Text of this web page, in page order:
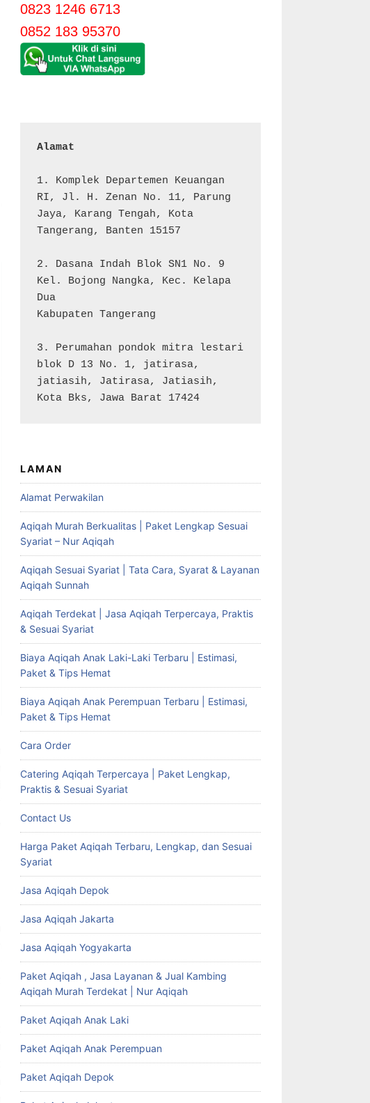
0823 1246 6713
0852 183 95370
Alamat
1. Komplek Departemen Keuangan
RI, Jl. H. Zenan No. 11, Parung
Jaya, Karang Tengah, Kota
Tangerang, Banten 15157
2. Dasana Indah Blok SN1 No. 9
Kel. Bojong Nangka, Kec. Kelapa
Dua
Kabupaten Tangerang
3. Perumahan pondok mitra lestari
blok D 13 No. 1, jatirasa,
jatiasih, Jatirasa, Jatiasih,
Kota Bks, Jawa Barat 17424
LAMAN
Alamat Perwakilan
Aqiqah Murah Berkualitas | Paket Lengkap Sesuai
Syariat – Nur Aqiqah
Aqiqah Sesuai Syariat | Tata Cara, Syarat & Layanan
Aqiqah Sunnah
Aqiqah Terdekat | Jasa Aqiqah Terpercaya, Praktis
& Sesuai Syariat
Biaya Aqiqah Anak Laki-Laki Terbaru | Estimasi,
Paket & Tips Hemat
Biaya Aqiqah Anak Perempuan Terbaru | Estimasi,
Paket & Tips Hemat
Cara Order
Catering Aqiqah Terpercaya | Paket Lengkap,
Praktis & Sesuai Syariat
Contact Us
Harga Paket Aqiqah Terbaru, Lengkap, dan Sesuai
Syariat
Jasa Aqiqah Depok
Jasa Aqiqah Jakarta
Jasa Aqiqah Yogyakarta
Paket Aqiqah , Jasa Layanan & Jual Kambing
Aqiqah Murah Terdekat | Nur Aqiqah
Paket Aqiqah Anak Laki
Paket Aqiqah Anak Perempuan
Paket Aqiqah Depok